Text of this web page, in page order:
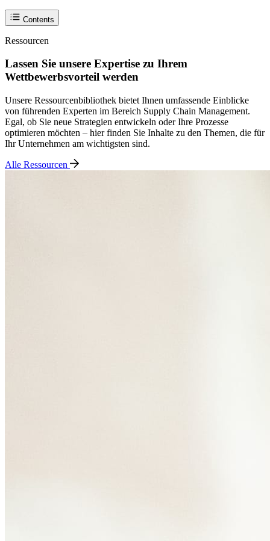
Contents
Ressourcen
Lassen Sie unsere Expertise zu Ihrem
Wettbewerbsvorteil werden
Unsere Ressourcenbibliothek bietet Ihnen umfassende Einblicke
von führenden Experten im Bereich Supply Chain Management.
Egal, ob Sie neue Strategien entwickeln oder Ihre Prozesse
optimieren möchten – hier finden Sie Inhalte zu den Themen, die für
Ihr Unternehmen am wichtigsten sind.
Alle Ressourcen